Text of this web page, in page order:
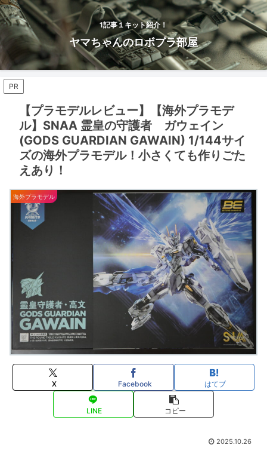
1記事１キット紹介！
ヤマちゃんのロボプラ部屋
PR
【プラモデルレビュー】【海外プラモデ
ル】SNAA 霊皇の守護者 ガウェイン
(GODS GUARDIAN GAWAIN) 1/144サイ
ズの海外プラモデル！小さくても作りごた
えあり！
海外プラモデル
X Facebook はてブ
LINE コピー
2025.10.26